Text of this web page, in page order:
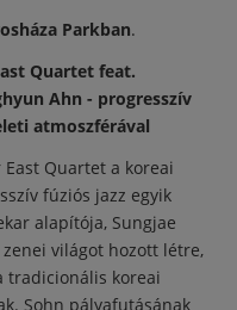
Parkban.
Quartet feat.
Ahn - progresszív
atmoszférával
East Quartet a koreai
fúziós jazz egyik
alapítója, Sungjae
világot hozott létre,
tradicionális koreai
Sohn pályafutásának